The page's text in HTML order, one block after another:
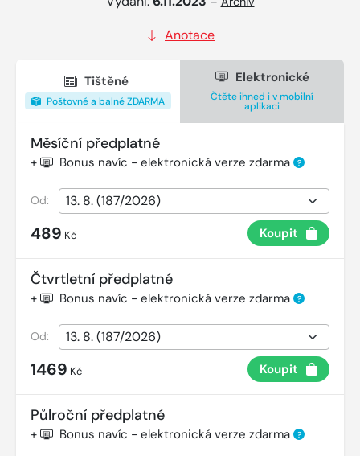
Anotace
Tištěné
Poštovné a balné ZDARMA
Elektronické
Čtěte ihned i v mobilní
aplikaci
Měsíční předplatné
+ Bonus navíc - elektronická verze zdarma ?
Od:
489 Kč Koupit
Čtvrtletní předplatné
+ Bonus navíc - elektronická verze zdarma ?
Od:
1469 Kč Koupit
Půlroční předplatné
+ Bonus navíc - elektronická verze zdarma ?